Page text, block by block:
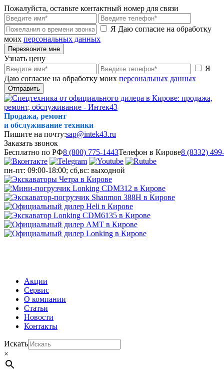
Пожалуйста, оставьте контактный номер для связи
Я Даю согласие на обработку
моих персональных данных
Перезвоните мне
Узнать цену
Я
Даю согласие на обработку моих персональных данных
Отправить
Продажа, ремонт
и обслуживание техники
Пишите на почту:sap@intek43.ru
Заказать звонок
Бесплатно по РФ8 (800) 775-1443Телефон в Кирове8 (8332)
пн-пт: 09:00-18:00; сб,вс: выходной
Акции
Сервис
О компании
Статьи
Новости
Контакты
Искать
×